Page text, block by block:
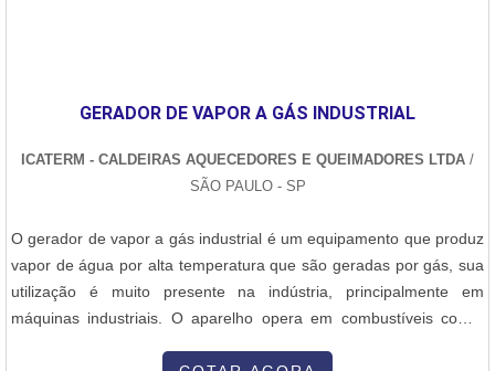
GERADOR DE VAPOR A GÁS INDUSTRIAL
ICATERM - CALDEIRAS AQUECEDORES E QUEIMADORES LTDA /
SÃO PAULO - SP
O gerador de vapor a gás industrial é um equipamento que produz
vapor de água por alta temperatura que são geradas por gás, sua
utilização é muito presente na indústria, principalmente em
máquinas industriais. O aparelho opera em combustíveis como: